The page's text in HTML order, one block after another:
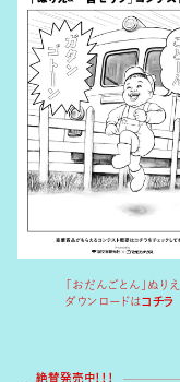
「おだんごとん」ぬりえ
ダウンロードはコチラ
絶賛発売中！！！